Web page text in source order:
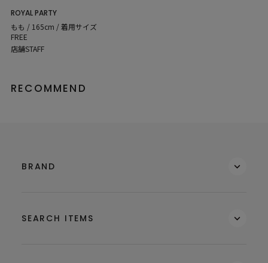
ROYAL PARTY
もも / 165cm / 着用サイズ
FREE
店舗STAFF
RECOMMEND
BRAND
SEARCH ITEMS